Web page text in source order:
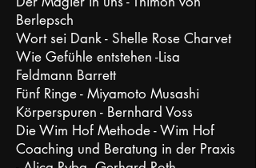
Berlepsch
Wort sei Dank - Shelle Rose Charvet
Wie Gefühle entstehen -Lisa
Feldmann Barrett
Fünf Ringe - Miyamoto Musashi
Körperspuren - Bernhard Voss
Die Wim Hof Methode - Wim Hof
Coaching und Beratung in der Praxis